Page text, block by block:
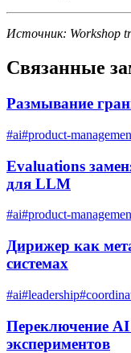
Источник: Workshop
Связанные
Размывание
#ai#product-
Evaluations
для LLM
#ai#product-
Дирижер как
системах
#ai#leadership#
Переключение
экспериментов